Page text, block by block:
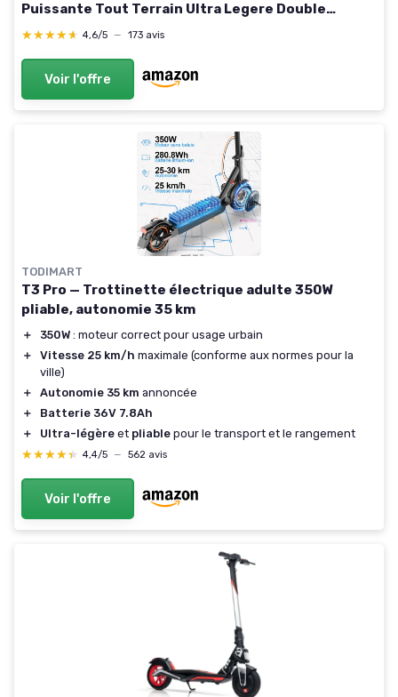
Puissante Tout Terrain Ultra Legere Double
Suspension,10 Pouces Scooter Électrique
★★★★★
★★★★★ 4,6/5 — 173 avis
Voir l'offre
TODIMART
T3 Pro — Trottinette électrique adulte 350W
pliable, autonomie 35 km
＋ 350W : moteur correct pour usage urbain
＋
Vitesse 25 km/h maximale (conforme aux normes pour la
ville)
＋
Autonomie 35 km annoncée
＋
Batterie 36V 7.8Ah
＋
Ultra-légère et pliable pour le transport et le rangement
★★★★★
★★★★★ 4,4/5 — 562 avis
Voir l'offre